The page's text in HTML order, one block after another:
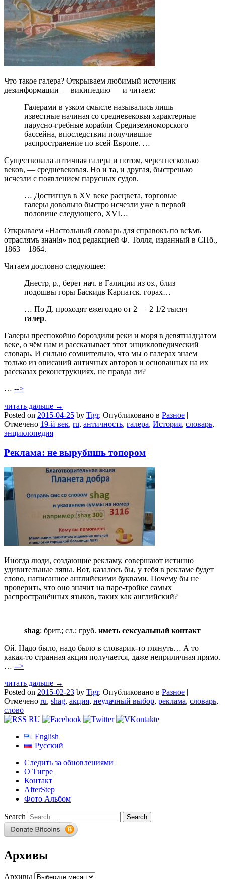
Что такое галера? Открываем любимый источник
дезинформации — википедию — и читаем:
Галерами в узком смысле назывались лишь
известные начиная со средневековья характерные
парусно-гребные корабли Средиземноморского
бассейна, впоследствии получившие
распространение по всей Европе. …
Существовала античная галера и потом, через несколько
веков, — средневековая. Но и та, и другая, быстренько
исчезли с появлением парусных судов.
… Достигнув в XV веке расцвета, торговые
галеры довольно быстро исчезли уже в первой
половине следующего, XVI…
Открываем «Настольный словарь для справокъ по всѣмъ
отраслямъ знанія» под редакцией Ф. Толля, изданный в СПб.,
1863—1864.
Читаем дословно следующее:
Днестр, р., берет нач. в Галиции из оз., близ
подошвы горы Баскидв Карпатск. горах…
… По Д. проходят ежегодно от 2 — 2 1/2 тысяч
галер.
Галеры преспокойно бороздили реки и моря в девятнадцатом
веке, о чём нам и рассказывает этот энциклопедический
словарь. И сильно сомнительно, что мы о галерах знаем
только из описаний античных авторов и основанных на их
рассказах реконструкциях, не правда ли?
… -->
читать дальше →
Posted on 2015-04-25 by Tigr. Опубликовано в Разное |
Отмечено 19-й век, ru, античность, галера, История, словарь,
энциклопедия
Реклама: не вырубишь топором
Иногда люди, создающие рекламу, совершают истинно
удивительные ляпы. Вот, казалось бы, у тебя в рекламе будет
слово, написанное английскими буквами. Почему бы не
проверить, что оно значит на паре-тройке самых
распространённых языков, таких как английский?
shag: брит.; сл.; груб. иметь сексуальный контакт
Ой. Надо было, надо было в словарик-то глянуть… А то
какая-то странная акция получается, даже неприличная прямо.
… -->
читать дальше →
Posted on 2015-02-23 by Tigr. Опубликовано в Разное |
Отмечено ru, shag, акция, неудачный выбор, реклама, словарь,
слово
English
Русский
Следить за обновлениями
О Тигре
Контакт
AfterStep
Фото Альбом
Search
Архивы
Архивы